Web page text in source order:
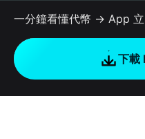
RWA
如何購買加密貨幣
Polygon
一分鐘看懂代幣 → App
下載